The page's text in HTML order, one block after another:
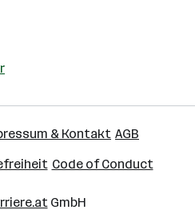
& Kontakt AGB
Code of Conduct
GmbH